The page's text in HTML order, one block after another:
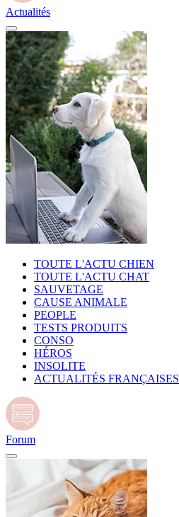
Actualités
TOUTE L'ACTU CHIEN
TOUTE L'ACTU CHAT
SAUVETAGE
CAUSE ANIMALE
PEOPLE
TESTS PRODUITS
CONSO
HÉROS
INSOLITE
ACTUALITÉS FRANÇAISES
Forum